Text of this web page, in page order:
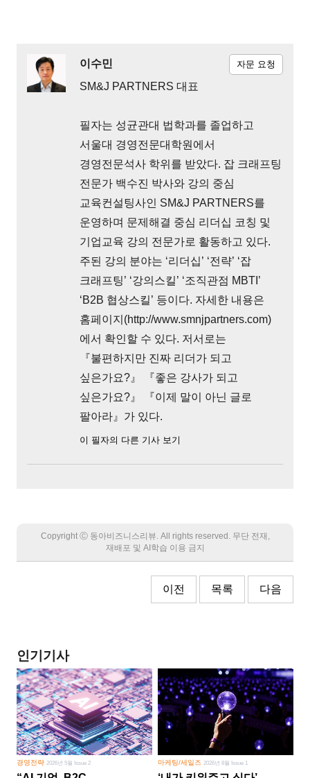
이수민
SM&J PARTNERS 대표
필자는 성균관대 법학과를 졸업하고
서울대 경영전문대학원에서
경영전문석사 학위를 받았다. 잡 크래프팅
전문가 백수진 박사와 강의 중심
교육컨설팅사인 SM&J PARTNERS를
운영하며 문제해결 중심 리더십 코칭 및
기업교육 강의 전문가로 활동하고 있다.
주된 강의 분야는 ‘리더십’ ‘전략’ ‘잡
크래프팅’ ‘강의스킬’ ‘조직관점 MBTI’
‘B2B 협상스킬’ 등이다. 자세한 내용은
홈페이지(http://www.smnjpartners.com)
에서 확인할 수 있다. 저서로는
『불편하지만 진짜 리더가 되고
싶은가요?』 『좋은 강사가 되고
싶은가요?』 『이제 말이 아닌 글로
팔아라』가 있다.
이 필자의 다른 기사 보기
자문 요청
Copyright Ⓒ 동아비즈니스리뷰. All rights reserved. 무단 전재,
재배포 및 AI학습 이용 금지
이전 목록 다음
인기기사
경영전략 2026년 5월 Issue 2 마케팅/세일즈 2026년 8월 Issue 1